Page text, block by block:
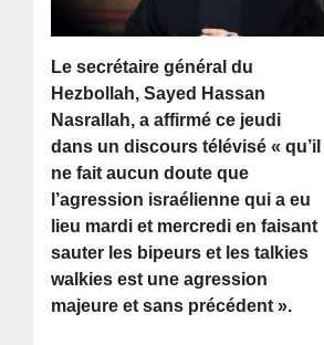
Le secrétaire général du
Hezbollah, Sayed Hassan
Nasrallah, a affirmé ce jeudi
dans un discours télévisé « qu’il
ne fait aucun doute que
l’agression israélienne qui a eu
lieu mardi et mercredi en faisant
sauter les bipeurs et les talkies
walkies est une agression
majeure et sans précédent ».